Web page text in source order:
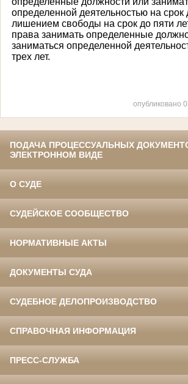
определенной деятельностью на срок
лишением свободы на срок до пяти
права занимать определенные
заниматься определенной
трех лет.
опубликовано
ПОДАЧА ПРОЦЕССУАЛЬНЫХ
ЭЛЕКТРОННОМ ВИДЕ
О СУДЕ
СУДЕЙСКОЕ СООБЩЕСТВО
НОРМАТИВНЫЕ АКТЫ
ДОКУМЕНТЫ СУДА
СУДЕБНОЕ ДЕЛОПРОИЗВОДСТВО
СПРАВОЧНАЯ ИНФОРМАЦИЯ
ПРЕСС-СЛУЖБА